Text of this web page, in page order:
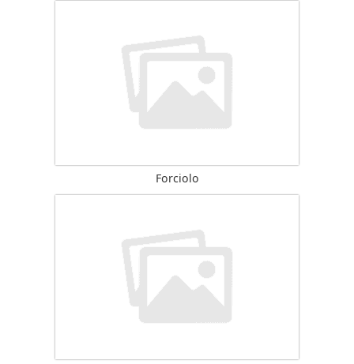
Forciolo